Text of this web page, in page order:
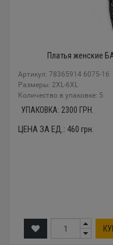
Платья женские
Артикул: 78365914 6075-16
Размеры: 2XL-6XL
Количество в упаковке: 5
УПАКОВКА: 2300 ГРН.
ЦЕНА ЗА ЕД.: 460 грн.